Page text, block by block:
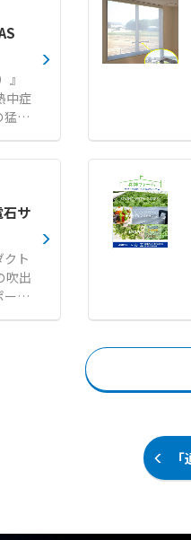
せ
間
止
減
電
構造
ま
自動
号
源
ッ
業者
止を
がこ
』
中症
猛
適な
ネル
ウ
単に
。
サ
ット
能性
石サ
クト
吹出
ーザ
レ株